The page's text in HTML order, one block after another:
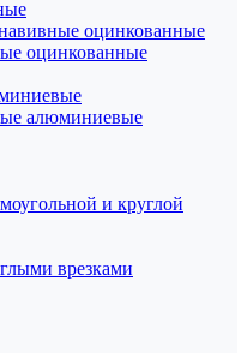
оцинкованные
оцинкованные
алюминиевые
и круглой
врезками